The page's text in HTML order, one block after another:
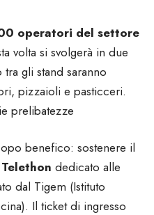
operatori del settore
volta si svolgerà in due
gli stand saranno
pizzaioli e pasticceri.
prelibatezze
benefico: sostenere il
dedicato alle
dal Tigem (Istituto
Il ticket di ingresso